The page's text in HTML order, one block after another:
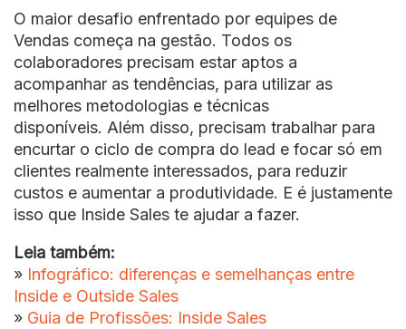
O maior desafio enfrentado por equipes de
Vendas começa na gestão. Todos os
colaboradores precisam estar aptos a
acompanhar as tendências, para utilizar as
melhores metodologias e técnicas
disponíveis. Além disso, precisam trabalhar para
encurtar o ciclo de compra do lead e focar só em
clientes realmente interessados, para reduzir
custos e aumentar a produtividade. E é justamente
isso que Inside Sales te ajudar a fazer.
Leia também:
» Infográfico: diferenças e semelhanças entre
Inside e Outside Sales
» Guia de Profissões: Inside Sales